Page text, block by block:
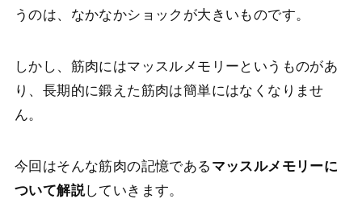
うのは、なかなかショックが大きいものです。
しかし、筋肉にはマッスルメモリーというものがあ
り、長期的に鍛えた筋肉は簡単にはなくなりませ
ん。
今回はそんな筋肉の記憶である マッスルメモリーに
ついて解説していきます。